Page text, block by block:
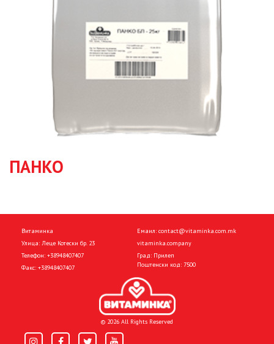
ПАНКО
Витаминка
Улица: Леце Котески бр. 23
Телефон: +38948407407
Факс: +38948407407
Емаил: contact@vitaminka.com.mk
vitaminka.company
Град: Прилеп
Поштенски код: 7500
© 2026 All Rights Reserved